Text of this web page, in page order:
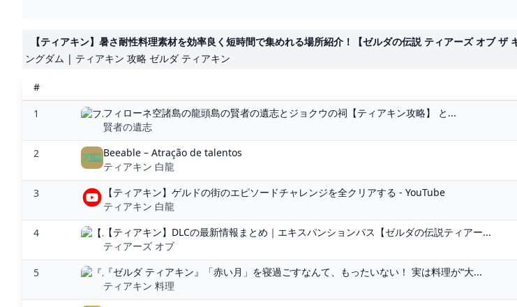
【ティアキン】暑さ耐性料理素材を効率良く短時間で集めれる場所紹介！【ゼルダの伝説 ティアーズ オブ ザ
ングダム | ティアキン 攻略 ゼルダ ティアキン
#
1
フィローネ空諸島の龍頭島の賢者の遺志とジョクウの祠【ティアキン攻略】 と...
賢者の遺志
2
Beeable – Atração de talentos
ティアキン 白龍
3
【ティアキン】ゲルドの街のエピソードチャレンジを全クリアする - YouTube
ティアキン 白龍
4
【ティアキン】DLCの最新情報まとめ｜エキスパンションパス【ゼルダの伝説ティアー...
ティアーズ オブ
5
『ゼルダ ティアキン』「赤い月」を寝過ごすなんて、もったいない！ 実は料理が“大...
ティアキン 料理